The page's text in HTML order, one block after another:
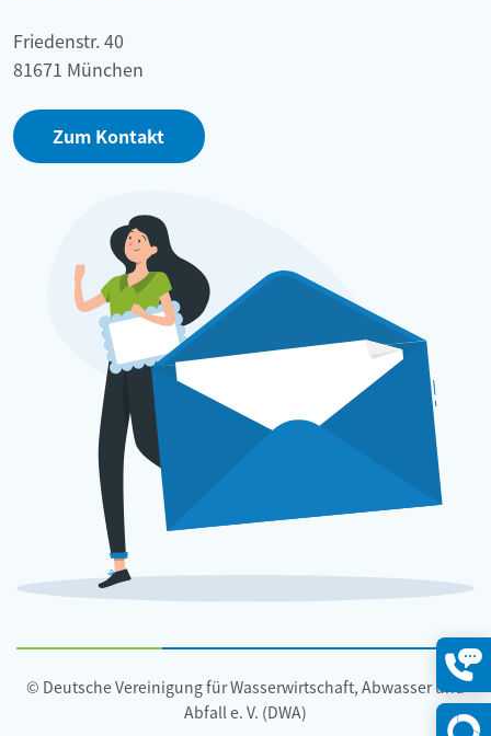
Friedenstr. 40
81671 München
Zum Kontakt
© Deutsche Vereinigung für Wasserwirtschaft, Abwasser und
Abfall e. V. (DWA)